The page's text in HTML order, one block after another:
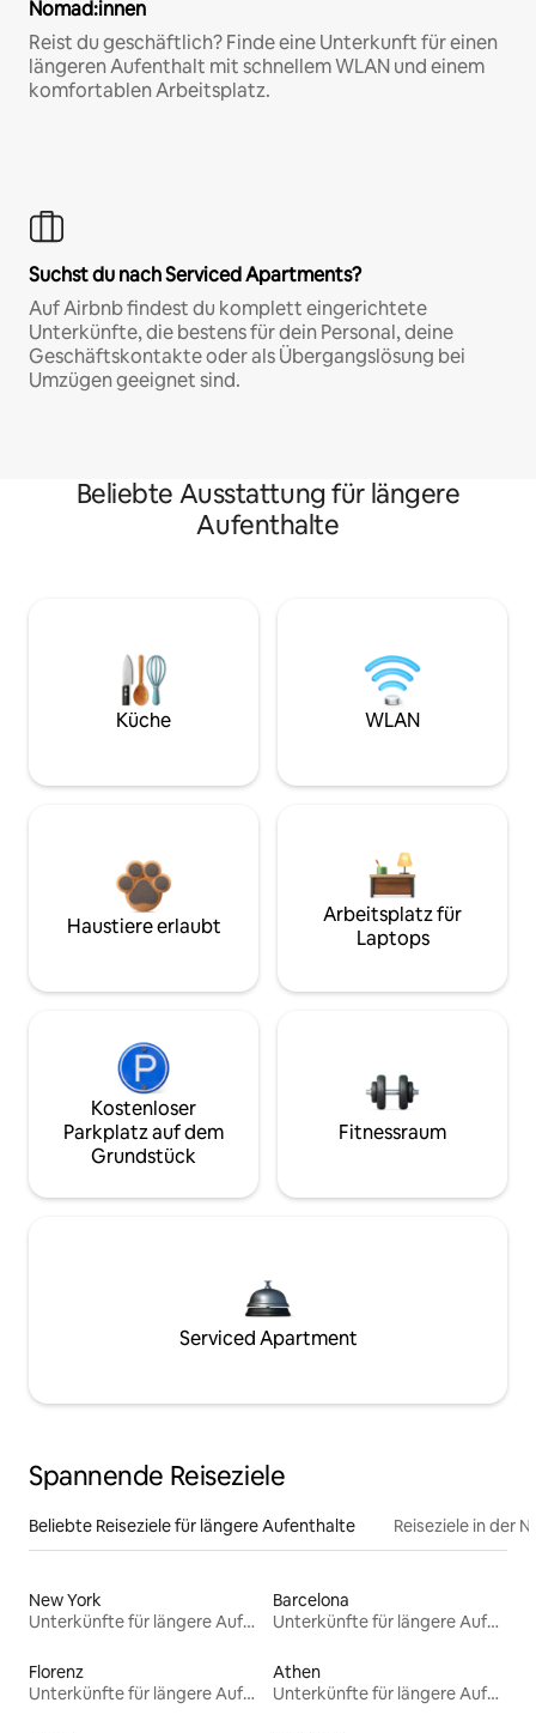
Nomad:innen
Reist du geschäftlich? Finde eine Unterkunft für einen
längeren Aufenthalt mit schnellem WLAN und einem
komfortablen Arbeitsplatz.
Suchst du nach Serviced Apartments?
Auf Airbnb findest du komplett eingerichtete
Unterkünfte, die bestens für dein Personal, deine
Geschäftskontakte oder als Übergangslösung bei
Umzügen geeignet sind.
Beliebte Ausstattung für längere
Aufenthalte
Küche WLAN
Haustiere erlaubt
Arbeitsplatz für
Laptops
Kostenloser
Parkplatz auf dem
Grundstück
Fitnessraum
Serviced Apartment
Spannende Reiseziele
Beliebte Reiseziele für längere Aufenthalte Reiseziele in der
New York
Unterkünfte für längere Aufenthalte
Barcelona
Unterkünfte für längere Aufenthalte
Florenz
Unterkünfte für längere Aufenthalte
Athen
Unterkünfte für längere Aufenthalte